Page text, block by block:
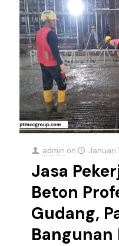
admin on Januari
Jasa
Beton
Gudang,